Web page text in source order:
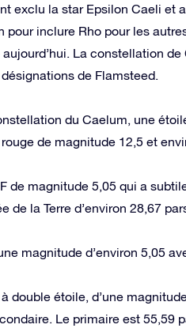
exclu la star Epsilon Caeli et
inclure Rho pour les
La constellation
de Flamsteed.
du Caelum, une
de magnitude 12,5 et
de magnitude 5,05 qui a
la Terre d’environ 28,67
magnitude d’environ 5,05
double étoile, d’une
Le primaire est 55,59